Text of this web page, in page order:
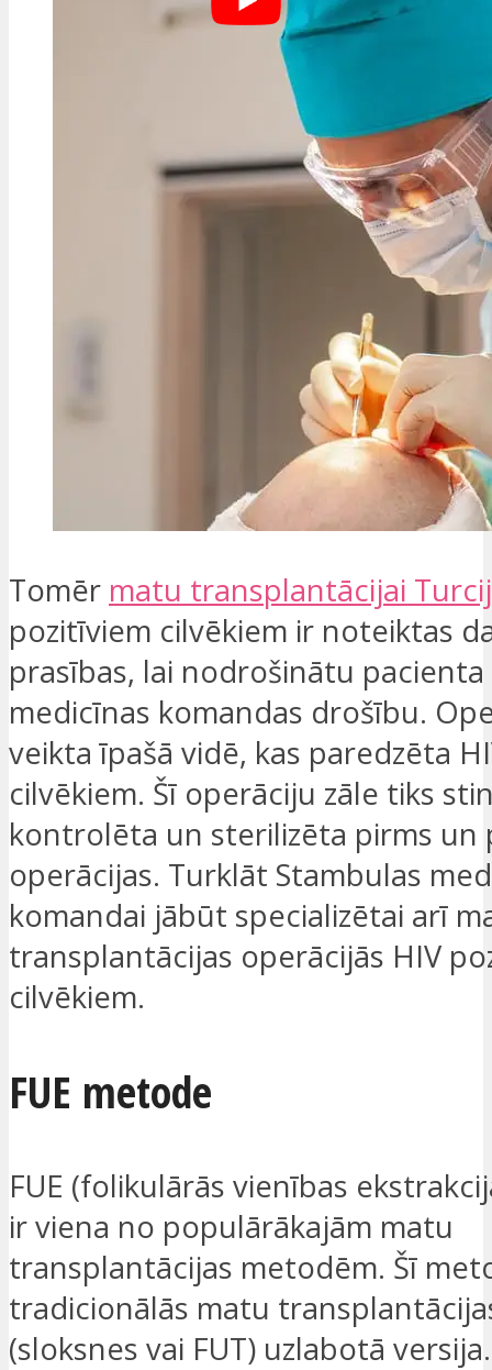
Tomēr matu transplantācijai
pozitīviem cilvēkiem ir noteiktas
prasības, lai nodrošinātu
medicīnas komandas drošību.
veikta īpašā vidē, kas paredzēta
cilvēkiem. Šī operāciju zāle tiks
kontrolēta un sterilizēta pirms un
operācijas. Turklāt Stambulas
komandai jābūt specializētai arī
transplantācijas operācijās HIV
cilvēkiem.
FUE metode
FUE (folikulārās vienības
ir viena no populārākajām matu
transplantācijas metodēm. Šī
tradicionālās matu
(sloksnes vai FUT) uzlabotā versija.